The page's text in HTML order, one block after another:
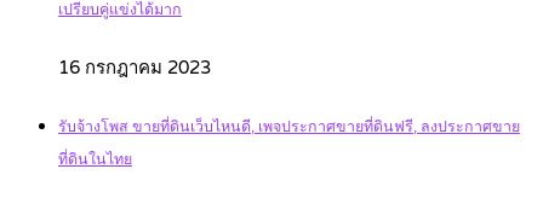
เปรียบคู่แข่งได้มาก
16 กรกฎาคม 2023
รับจ้างโพส ขายที่ดินเว็บไหนดี, เพจประกาศขายที่ดินฟรี, ลงประกาศขาย
ที่ดินในไทย